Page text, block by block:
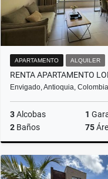
APARTAMENTO ALQUILER
Envigado, Antioquia, Colombia
3Alcobas 1
2 Baños 75